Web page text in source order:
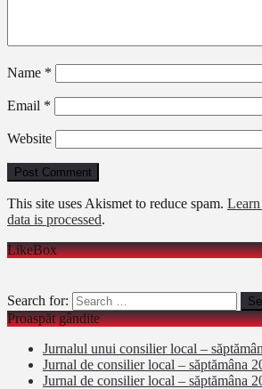
Name *
Email *
Website
This site uses Akismet to reduce spam.
data is processed.
LikeBox
Search for:
Proaspăt gândite
Jurnalul unui consilier local –
Jurnal de consilier local – săptămâna
Jurnal de consilier local – săptămâna